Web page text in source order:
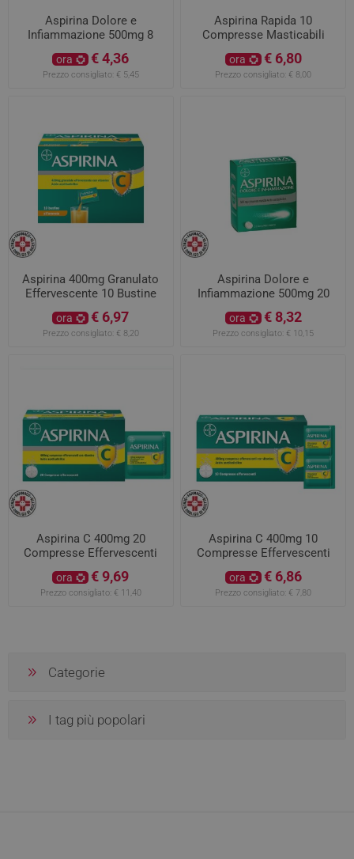
Aspirina Dolore e
Infiammazione 500mg 8
ora € 4,36
Prezzo consigliato: € 5,45
Aspirina Rapida 10
Compresse Masticabili
ora € 6,80
Prezzo consigliato: € 8,00
Aspirina 400mg Granulato
Effervescente 10 Bustine
ora € 6,97
Prezzo consigliato: € 8,20
Aspirina Dolore e
Infiammazione 500mg 20
ora € 8,32
Prezzo consigliato: € 10,15
Aspirina C 400mg 20
Compresse Effervescenti
ora € 9,69
Prezzo consigliato: € 11,40
Aspirina C 400mg 10
Compresse Effervescenti
ora € 6,86
Prezzo consigliato: € 7,80
Categorie
I tag più popolari